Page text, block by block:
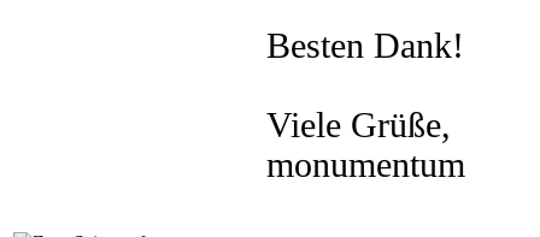
Besten Dank!
Viele Grüße,
monumentum